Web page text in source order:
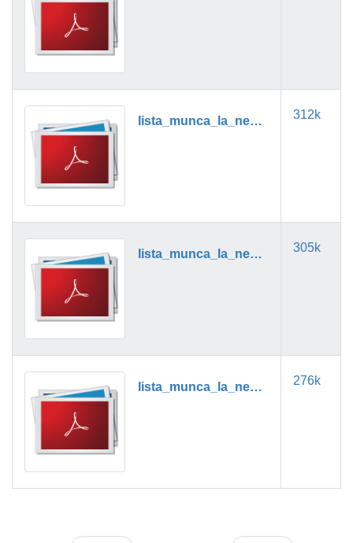
lista_munca_la_negru_10_2019.pdf 312k
lista_munca_la_negru_11_2019.pdf 305k
lista_munca_la_negru_12_2019.pdf 276k